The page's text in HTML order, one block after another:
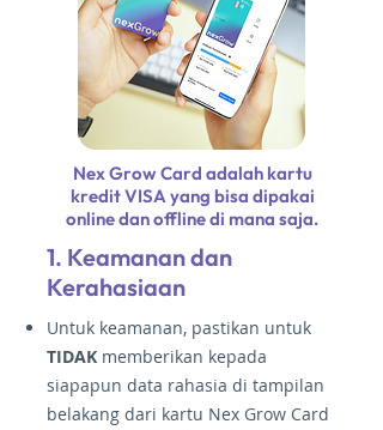
Nex Grow Card adalah kartu
kredit VISA yang bisa dipakai
online dan offline di mana saja.
1. Keamanan dan
Kerahasiaan
Untuk keamanan, pastikan untuk
TIDAK memberikan kepada
siapapun data rahasia di tampilan
belakang dari kartu Nex Grow Card